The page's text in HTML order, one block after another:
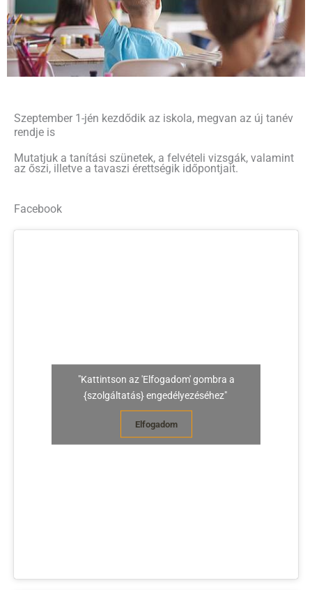
Szeptember 1-jén kezdődik az iskola, megvan az új tanév
rendje is
Mutatjuk a tanítási szünetek, a felvételi vizsgák, valamint
az őszi, illetve a tavaszi érettségik időpontjait.
Facebook
"Kattintson az 'Elfogadom' gombra a
{szolgáltatás} engedélyezéséhez"
Elfogadom